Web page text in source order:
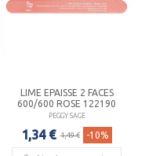
LIME EPAISSE 2 FACES
600/600 ROSE 122190
PEGGY SAGE
1,34 € 1,49 € -10%